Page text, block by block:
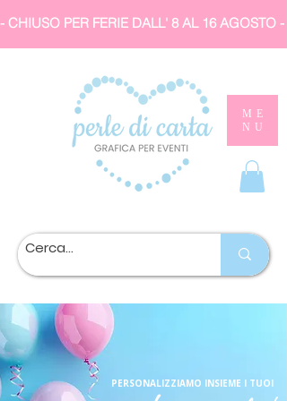
- CHIUSO PER FERIE DALL' 8 AL 16 AGOSTO
PERSONALIZZIAMO INSIEME I TUOI
ME
NU